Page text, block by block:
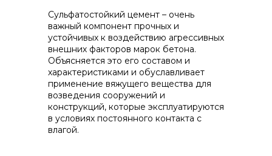
Контакты
+7 (423) 234 50 50
info@vostokcement.ru
Сульфатостойкий цемент – очень
важный компонент прочных и
устойчивых к воздействию агрессивных
внешних факторов марок бетона.
Объясняется это его составом и
характеристиками и обуславливает
применение вяжущего вещества для
возведения сооружений и
конструкций, которые эксплуатируются
в условиях постоянного контакта с
влагой.